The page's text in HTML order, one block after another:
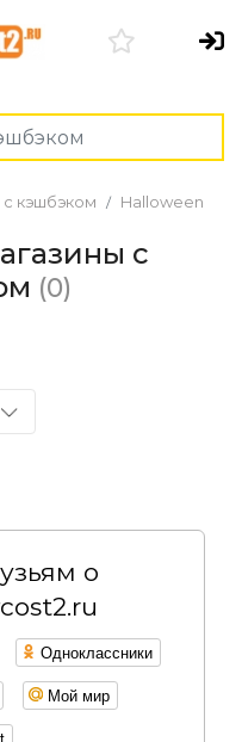
кэшбэком Halloween
с
(0)
о
Одноклассники
Мой мир